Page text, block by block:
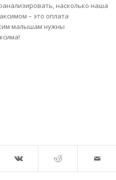
насколько наша
– это оплата
малышам нужны